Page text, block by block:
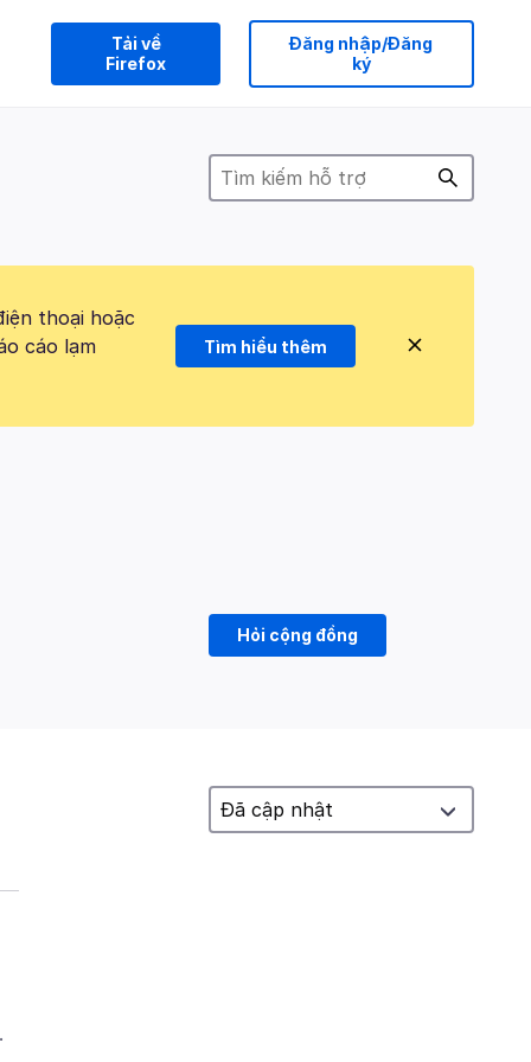
Tải về
Firefox
Đăng nhập/Đăng
ký
thoại hoặc
cáo lạm
Tìm hiểu thêm
Hỏi cộng đồng